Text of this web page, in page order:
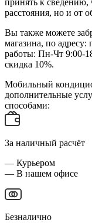
принять к сведению,
расстояния, но и от
Вы также можете
магазина, по
работы: Пн-Чт 9:00-
скидка 10%.
Мобильный
дополнительные
способами:
За наличный расчёт
— Курьером
— В нашем офисе
Безналично